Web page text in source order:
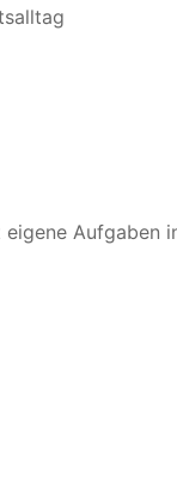
Aufgaben